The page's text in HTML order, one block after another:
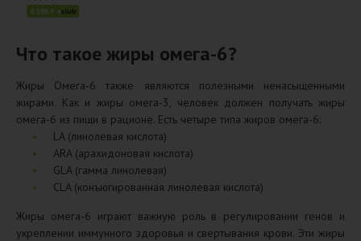
Что такое жиры омега-6?
Жиры Омега-6 также являются полезными ненасыщенными
жирами. Как и жиры омега-3, человек должен получать жиры
омега-6 из пищи в рационе. Есть четыре типа жиров омега-6:
LA (линолевая кислота)
ARA (арахидоновая кислота)
GLA (гамма линолевая)
CLA (конъюгированная линолевая кислота)
Жиры омега-6 играют важную роль в регулировании генов и
укреплении иммунного здоровья и свертывания крови. Эти жиры